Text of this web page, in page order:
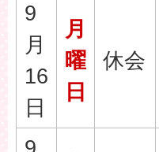
9
月
16
日
月
曜
日
休会